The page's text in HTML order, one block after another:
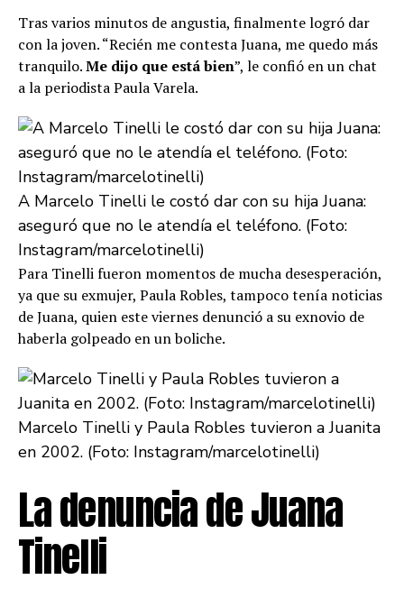
Tras varios minutos de angustia, finalmente logró dar
con la joven. “Recién me contesta Juana, me quedo más
tranquilo.Me dijo que está bien”, le confió en un chat
a la periodista Paula Varela.
A Marcelo Tinelli le costó dar con su hija Juana:
aseguró que no le atendía el teléfono. (Foto:
Instagram/marcelotinelli)
Para Tinelli fueron momentos de mucha desesperación,
ya que su exmujer, Paula Robles, tampoco tenía noticias
de Juana, quien este viernes denunció a su exnovio de
haberla golpeado en un boliche.
Marcelo Tinelli y Paula Robles tuvieron a Juanita
en 2002. (Foto: Instagram/marcelotinelli)
La denuncia de Juana
Tinelli